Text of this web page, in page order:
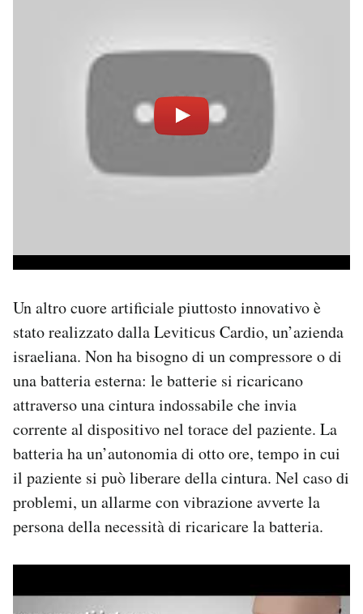
Un altro cuore artificiale piuttosto innovativo è
stato realizzato dalla Leviticus Cardio, un’azienda
israeliana. Non ha bisogno di un compressore o di
una batteria esterna: le batterie si ricaricano
attraverso una cintura indossabile che invia
corrente al dispositivo nel torace del paziente. La
batteria ha un’autonomia di otto ore, tempo in cui
il paziente si può liberare della cintura. Nel caso di
problemi, un allarme con vibrazione avverte la
persona della necessità di ricaricare la batteria.